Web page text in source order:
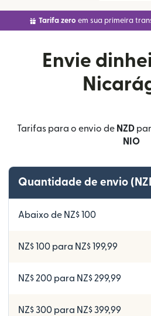
Tarifa zero em sua primeira
Envie
Tarifas para o envio de NZD
NIO
Quantidade de envio
Abaixo de NZ$ 100
NZ$ 100 para NZ$ 199,99
NZ$ 200 para NZ$ 299,99
NZ$ 300 para NZ$ 399,99